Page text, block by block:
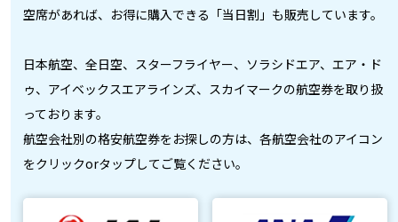
空席があれば、お得に購入できる「当日割」も販売しています。
日本航空、全日空、スターフライヤー、ソラシドエア、エア・ド
ゥ、アイベックスエアラインズ、スカイマークの航空券を取り扱
っております。
航空会社別の格安航空券をお探しの方は、各航空会社のアイコン
をクリックorタップしてご覧ください。